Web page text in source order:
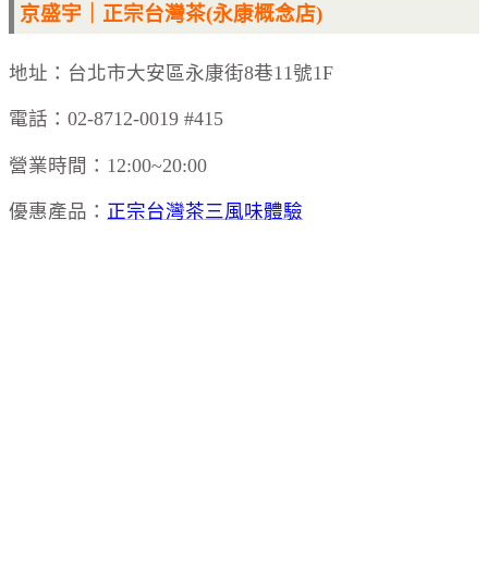
京盛宇｜正宗台灣茶(永康概念店)
地址：台北市大安區永康街8巷11號1F
電話：02-8712-0019 #415
營業時間：12:00~20:00
優惠產品： 正宗台灣茶三風味體驗